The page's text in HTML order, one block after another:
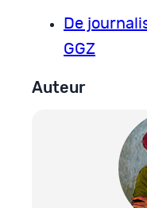
De
GGZ
Auteur